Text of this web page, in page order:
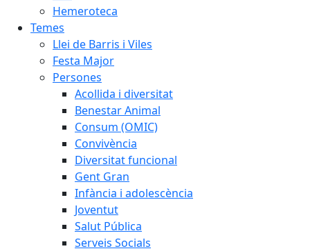
Hemeroteca
Temes
Llei de Barris i Viles
Festa Major
Persones
Acollida i diversitat
Benestar Animal
Consum (OMIC)
Convivència
Diversitat funcional
Gent Gran
Infància i adolescència
Joventut
Salut Pública
Serveis Socials